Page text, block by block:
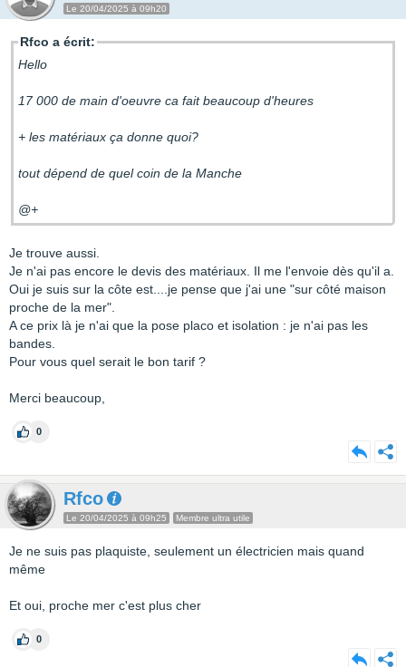
Le 20/04/2025 à 09h20
Rfco a écrit:
Hello
17 000 de main d'oeuvre ca fait beaucoup d'heures
+ les matériaux ça donne quoi?
tout dépend de quel coin de la Manche
@+
Je trouve aussi.
Je n'ai pas encore le devis des matériaux. Il me l'envoie dès qu'il a.
Oui je suis sur la côte est....je pense que j'ai une "sur côté maison
proche de la mer".
A ce prix là je n'ai que la pose placo et isolation : je n'ai pas les
bandes.
Pour vous quel serait le bon tarif ?
Merci beaucoup,
0
Rfco
Le 20/04/2025 à 09h25 Membre ultra utile
Je ne suis pas plaquiste, seulement un électricien mais quand
même
Et oui, proche mer c'est plus cher
0